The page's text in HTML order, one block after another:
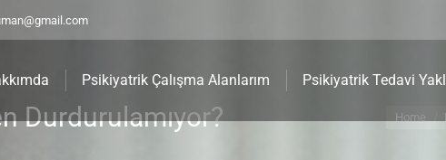
Psikiyatrik Çalışma Alanlarım Psikiyatrik Tedavi
Durdurulamıyor? Home